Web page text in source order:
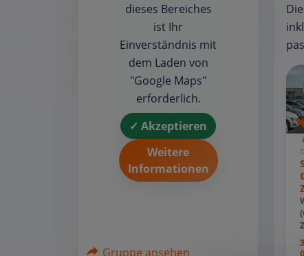
dieses Bereiches
ist Ihr
Einverständnis mit
dem Laden von
"Google Maps"
erforderlich.
✓ Akzeptieren
Weitere
Informationen
Gruppe ansehen